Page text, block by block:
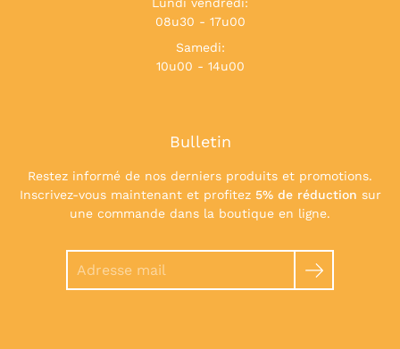
08u30 - 17u00
Samedi:
10u00 - 14u00
Bulletin
Restez informé de nos derniers produits et promotions.
Inscrivez-vous maintenant et profitez 5% de réduction sur
une commande dans la boutique en ligne.